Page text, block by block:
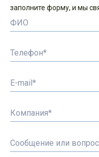
заполните форму, и мы